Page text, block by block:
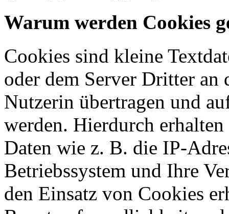
Warum werden Cookies
Cookies sind kleine
oder dem Server Dritter an
Nutzerin übertragen und
werden. Hierdurch
Daten wie z. B. die IP-
Betriebssystem und Ihre
den Einsatz von Cookies